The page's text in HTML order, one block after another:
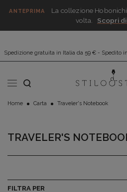
ANTEPRIMA
La collezione
volta.
Scopri
Spedizione gratuita in Italia da 59 € - Spedito
Home Carta Traveler's Notebook
TRAVELER'S
FILTRA PER